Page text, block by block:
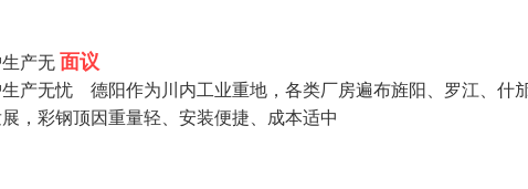
产无面议
产无忧 德阳作为川内工业重地，各类厂房遍布旌阳、罗江、什
，彩钢顶因重量轻、安装便捷、成本适中